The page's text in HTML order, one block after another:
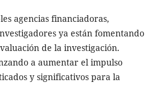
agencias financiadoras,
ya están fomentando
de la investigación.
a aumentar el impulso
y significativos para la